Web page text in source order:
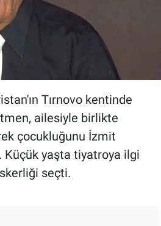
Tırnovo kentinde
ailesiyle birlikte
çocukluğunu İzmit
Küçük yaşta tiyatroya ilgi
seçti.